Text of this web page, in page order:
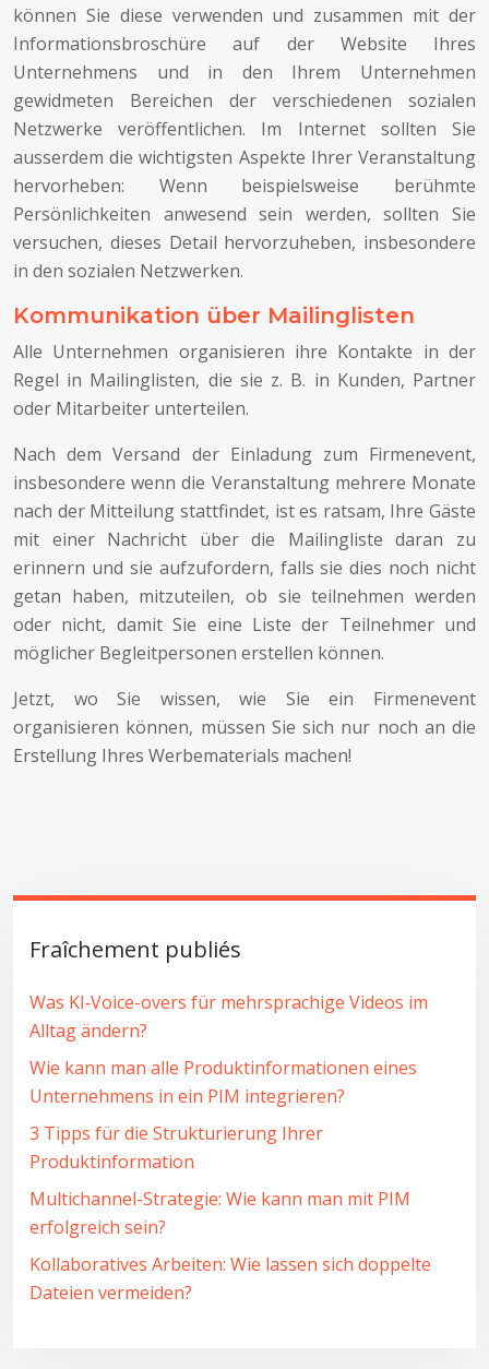
können Sie diese verwenden und zusammen mit der
Informationsbroschüre auf der Website Ihres
Unternehmens und in den Ihrem Unternehmen
gewidmeten Bereichen der verschiedenen sozialen
Netzwerke veröffentlichen. Im Internet sollten Sie
ausserdem die wichtigsten Aspekte Ihrer Veranstaltung
hervorheben: Wenn beispielsweise berühmte
Persönlichkeiten anwesend sein werden, sollten Sie
versuchen, dieses Detail hervorzuheben, insbesondere
in den sozialen Netzwerken.
Kommunikation über Mailinglisten
Alle Unternehmen organisieren ihre Kontakte in der
Regel in Mailinglisten, die sie z. B. in Kunden, Partner
oder Mitarbeiter unterteilen.
Nach dem Versand der Einladung zum Firmenevent,
insbesondere wenn die Veranstaltung mehrere Monate
nach der Mitteilung stattfindet, ist es ratsam, Ihre Gäste
mit einer Nachricht über die Mailingliste daran zu
erinnern und sie aufzufordern, falls sie dies noch nicht
getan haben, mitzuteilen, ob sie teilnehmen werden
oder nicht, damit Sie eine Liste der Teilnehmer und
möglicher Begleitpersonen erstellen können.
Jetzt, wo Sie wissen, wie Sie ein Firmenevent
organisieren können, müssen Sie sich nur noch an die
Erstellung Ihres Werbematerials machen!
Fraîchement publiés
Was KI‑Voice-overs für mehrsprachige Videos im
Alltag ändern?
Wie kann man alle Produktinformationen eines
Unternehmens in ein PIM integrieren?
3 Tipps für die Strukturierung Ihrer
Produktinformation
Multichannel-Strategie: Wie kann man mit PIM
erfolgreich sein?
Kollaboratives Arbeiten: Wie lassen sich doppelte
Dateien vermeiden?